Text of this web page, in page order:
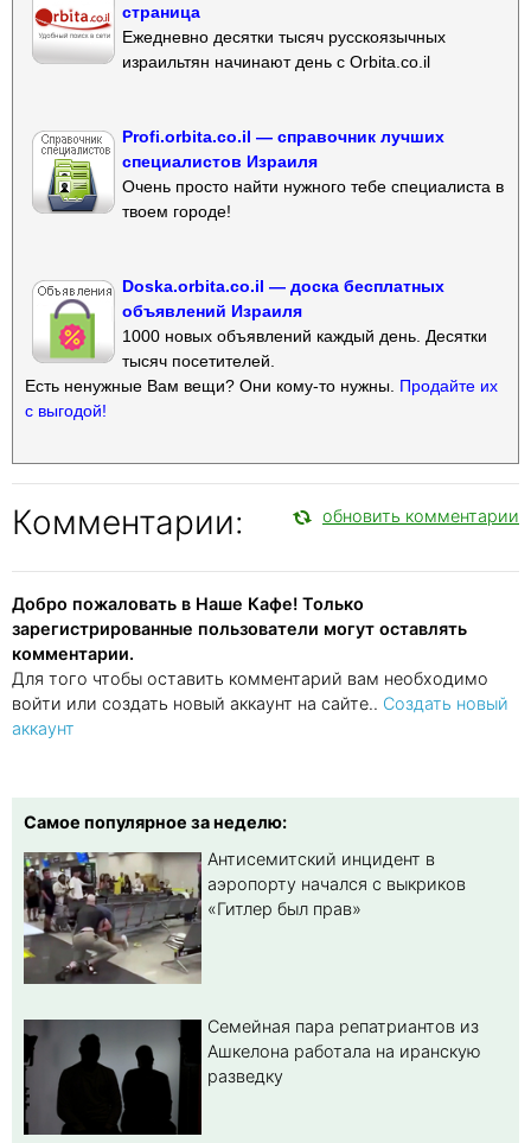
страница
Ежедневно десятки тысяч русскоязычных
израильтян начинают день с Orbita.co.il
Profi.orbita.co.il — справочник лучших
специалистов Израиля
Очень просто найти нужного тебе специалиста в
твоем городе!
Doska.orbita.co.il — доска бесплатных
объявлений Израиля
1000 новых объявлений каждый день. Десятки
тысяч посетителей.
Есть ненужные Вам вещи? Они кому-то нужны. Продайте их
с выгодой!
Комментарии: обновить комментарии
Добро пожаловать в Наше Кафе! Только
зарегистрированные пользователи могут оставлять
комментарии.
Для того чтобы оставить комментарий вам необходимо
войти или создать новый аккаунт на сайте.. Создать новый
аккаунт
Самое популярное за неделю:
Антисемитский инцидент в
аэропорту начался с выкриков
«Гитлер был прав»
Семейная пара репатриантов из
Ашкелона работала на иранскую
разведку